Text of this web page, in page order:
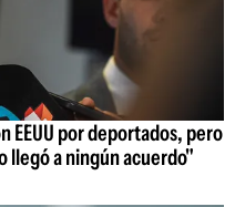
EEUU por deportados, pero
llegó a ningún acuerdo"